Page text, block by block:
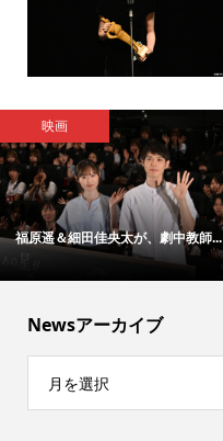
映画
福原遥＆細田佳央太が、劇中教師...
Newsアーカイブ
月を選択